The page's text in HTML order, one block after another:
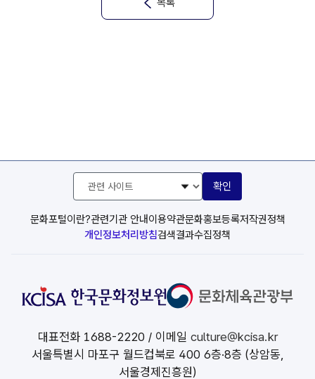
목록
문화포털이란?관련기관 안내이용약관문화홍보등록저작권정책
개인정보처리방침검색결과수집정책
관
사
이
트
확인
대표전화 1688-2220 / 이메일 culture@kcisa.kr
서울특별시 마포구 월드컵북로 400 6층·8층 (상암동,
서울경제진흥원)